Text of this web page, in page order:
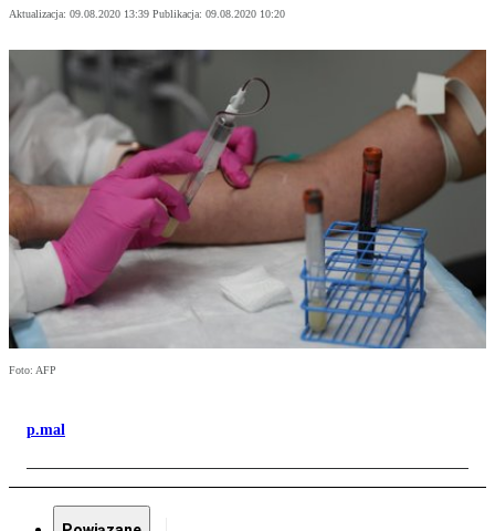
Aktualizacja: 09.08.2020 13:39 Publikacja: 09.08.2020 10:20
Foto: AFP
p.mal